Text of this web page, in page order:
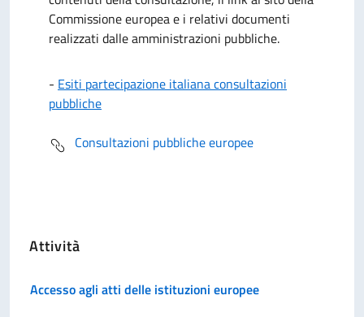
Commissione europea e i relativi documenti
realizzati dalle amministrazioni pubbliche.
- Esiti partecipazione italiana consultazioni
pubbliche
Consultazioni pubbliche europee
Attività
Accesso agli atti delle istituzioni europee